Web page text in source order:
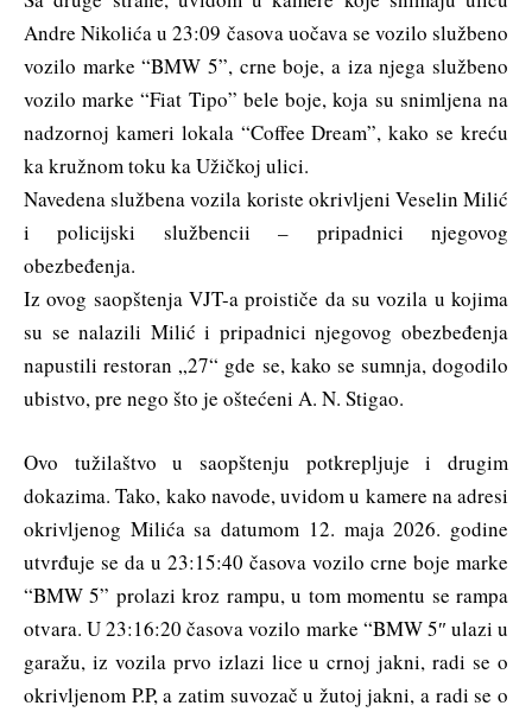
Andre Nikolića u 23:09 časova uočava se vozilo službeno
vozilo marke “BMW 5”, crne boje, a iza njega službeno
vozilo marke “Fiat Tipo” bele boje, koja su snimljena na
nadzornoj kameri lokala “Coffee Dream”, kako se kreću
ka kružnom toku ka Užičkoj ulici.
Navedena službena vozila koriste okrivljeni Veselin Milić
i policijski službencii – pripadnici njegovog
obezbeđenja.
Iz ovog saopštenja VJT-a proističe da su vozila u kojima
su se nalazili Milić i pripadnici njegovog obezbeđenja
napustili restoran „27“ gde se, kako se sumnja, dogodilo
ubistvo, pre nego što je oštećeni A. N. Stigao.
Ovo tužilaštvo u saopštenju potkrepljuje i drugim
dokazima. Tako, kako navode, uvidom u kamere na adresi
okrivljenog Milića sa datumom 12. maja 2026. godine
utvrđuje se da u 23:15:40 časova vozilo crne boje marke
“BMW 5” prolazi kroz rampu, u tom momentu se rampa
otvara. U 23:16:20 časova vozilo marke “BMW 5″ ulazi u
garažu, iz vozila prvo izlazi lice u crnoj jakni, radi se o
okrivljenom P.P, a zatim suvozač u žutoj jakni, a radi se o